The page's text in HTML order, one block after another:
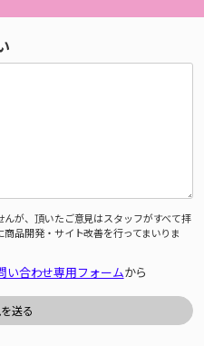
が、頂いたご意見はスタッフがすべて拝
品開発・サイト改善を行ってまいりま
い合わせ専用フォームから